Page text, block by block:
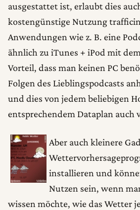
ausgestattet ist, erlaubt dies
kostengünstige Nutzung
Anwendungen wie z. B. eine
ähnlich zu iTunes + iPod mit
Vorteil, dass man keinen PC
Folgen des Lieblingspodcasts
und dies von jedem beliebigen
entsprechendem Dataplan auch
Aber auch kleinere
installieren und
Nutzen sein, wenn
wissen möchte, wie das Wetter